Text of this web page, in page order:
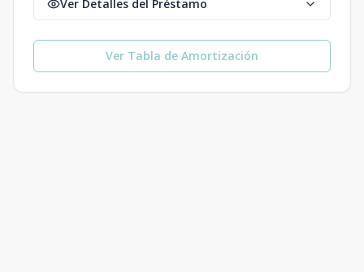
Ver Detalles del Préstamo
Ver Tabla de Amortización